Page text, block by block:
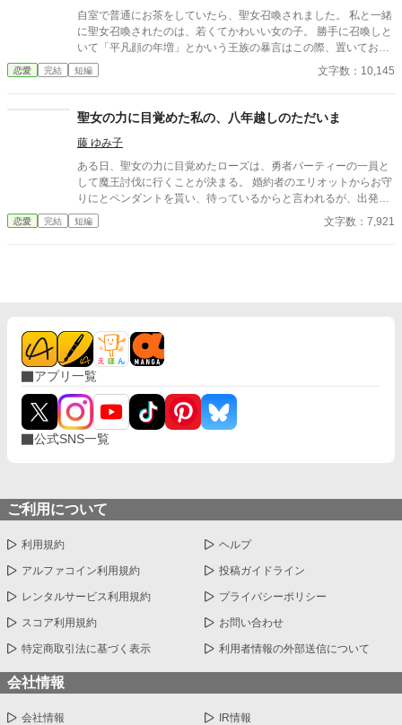
「アルファポリス」にも掲載しています。 ※下記の関連作品を読
むと、より楽しめると思います。
自室で普通にお茶をしていたら、聖女召喚されました。 私と一緒
に聖女召喚されたのは、若くてかわいい女の子。 勝手に召喚しと
いて「平凡顔の年増」とかいう王族の暴言はこの際、置いておこ
う。 なぜなら、この国・・・・私を召喚したせいで・・・・いま
にも滅びそうだから・・・・・。 ※小説家になろうさんにも投稿
恋愛 完結 短編 文字数：10,145
聖女の力に目覚めた私の、八年越しのただいま
藤 ゆみ子
ある日、聖女の力に目覚めたローズは、勇者パーティーの一員と
して魔王討伐に行くことが決まる。 婚約者のエリオットからお守
りにとペンダントを貰い、待っているからと言われるが、出発の
前日に婚約を破棄するという書簡が届く。 エリオットへの想いに
蓋をして魔王討伐へ行くが、ペンダントには秘密があった。
恋愛 完結 短編 文字数：7,921
アプリ一覧
公式SNS一覧
ご利用について
利用規約 ヘルプ
アルファコイン利用規約 投稿ガイドライン
レンタルサービス利用規約 プライバシーポリシー
スコア利用規約 お問い合わせ
特定商取引法に基づく表示 利用者情報の外部送信について
会社情報
会社情報 IR情報